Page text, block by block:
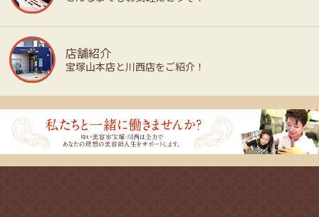
店舗紹介
宝塚山本店と川西店をご紹介！